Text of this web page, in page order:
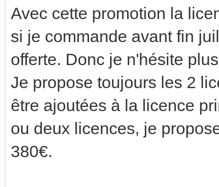
Avec cette promotion la
si je commande avant fin
offerte. Donc je n'hésite
Je propose toujours les 2
être ajoutées à la licence
ou deux licences, je
380€.